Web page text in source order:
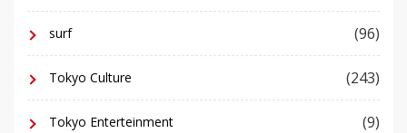
surf (96)
Tokyo Culture (243)
Tokyo Enterteinment (9)